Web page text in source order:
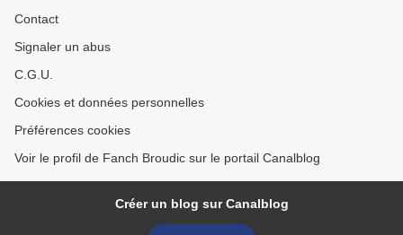
Contact
Signaler un abus
C.G.U.
Cookies et données personnelles
Préférences cookies
Voir le profil de Fanch Broudic sur le portail Canalblog
Créer un blog sur Canalblog